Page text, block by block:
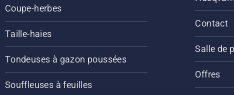
Coupe-herbes
Taille-haies
Tondeuses à gazon poussées
Souffleuses à feuilles
Contact
Salle de
Offres